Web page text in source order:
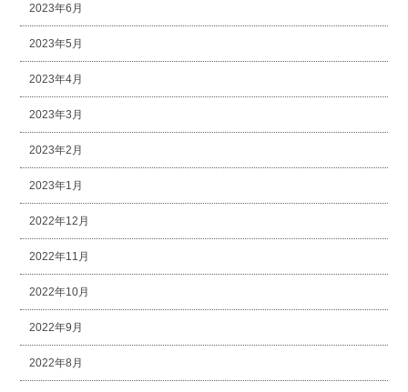
2023年6月
2023年5月
2023年4月
2023年3月
2023年2月
2023年1月
2022年12月
2022年11月
2022年10月
2022年9月
2022年8月